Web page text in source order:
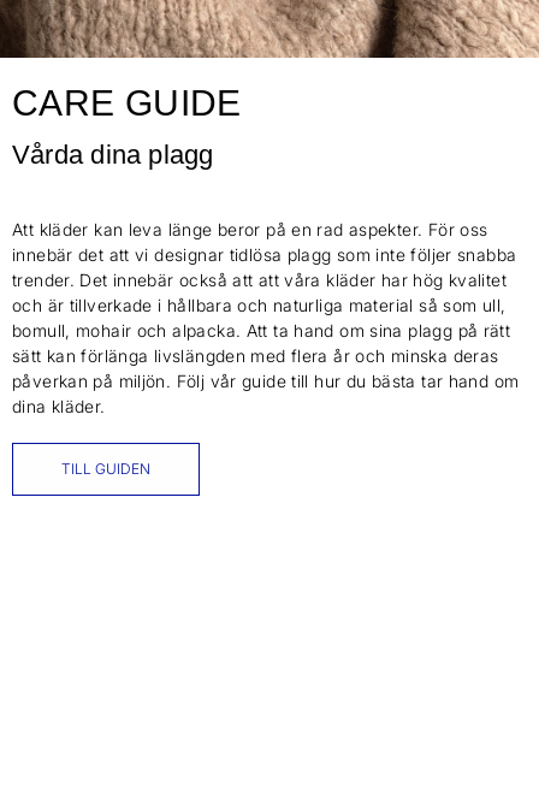
CARE GUIDE
Vårda dina plagg
Att kläder kan leva länge beror på en rad aspekter. För oss
innebär det att vi designar tidlösa plagg som inte följer snabba
trender. Det innebär också att att våra kläder har hög kvalitet
och är tillverkade i hållbara och naturliga material så som ull,
bomull, mohair och alpacka. Att ta hand om sina plagg på rätt
sätt kan förlänga livslängden med flera år och minska deras
påverkan på miljön. Följ vår guide till hur du bästa tar hand om
dina kläder.
TILL GUIDEN